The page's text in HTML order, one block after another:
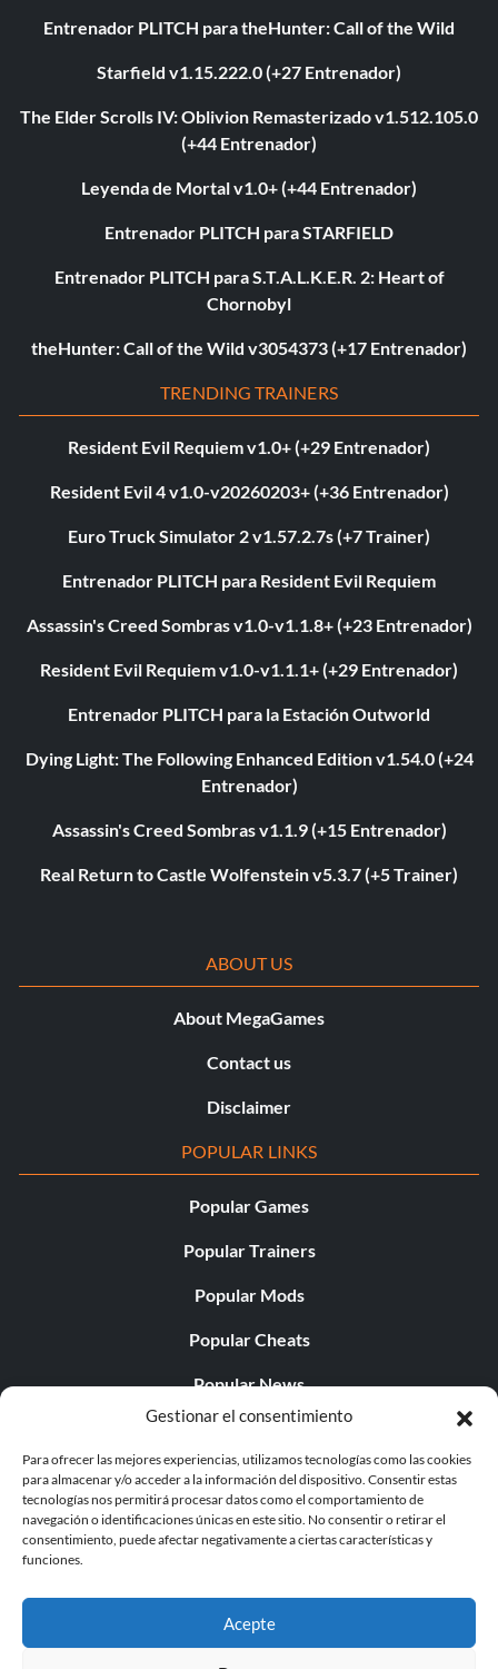
Gestionar el consentimiento
Para ofrecer las mejores experiencias, utilizamos tecnologías como las cookies
para almacenar y/o acceder a la información del dispositivo. Consentir estas
tecnologías nos permitirá procesar datos como el comportamiento de
navegación o identificaciones únicas en este sitio. No consentir o retirar el
consentimiento, puede afectar negativamente a ciertas características y
funciones.
Acepte
Entrenador PLITCH para theHunter: Call of the Wild
Starfield v1.15.222.0 (+27 Entrenador)
The Elder Scrolls IV: Oblivion Remasterizado v1.512.105.0
(+44 Entrenador)
Leyenda de Mortal v1.0+ (+44 Entrenador)
Entrenador PLITCH para STARFIELD
Entrenador PLITCH para S.T.A.L.K.E.R. 2: Heart of
Chornobyl
theHunter: Call of the Wild v3054373 (+17 Entrenador)
TRENDING TRAINERS
Resident Evil Requiem v1.0+ (+29 Entrenador)
Resident Evil 4 v1.0-v20260203+ (+36 Entrenador)
Euro Truck Simulator 2 v1.57.2.7s (+7 Trainer)
Entrenador PLITCH para Resident Evil Requiem
Assassin's Creed Sombras v1.0-v1.1.8+ (+23 Entrenador)
Resident Evil Requiem v1.0-v1.1.1+ (+29 Entrenador)
Entrenador PLITCH para la Estación Outworld
Dying Light: The Following Enhanced Edition v1.54.0 (+24
Entrenador)
Assassin's Creed Sombras v1.1.9 (+15 Entrenador)
Real Return to Castle Wolfenstein v5.3.7 (+5 Trainer)
ABOUT US
About MegaGames
Contact us
Disclaimer
POPULAR LINKS
Popular Games
Popular Trainers
Popular Mods
Popular Cheats
Popular News
Popular Editorials
Popular Free Games
LATEST UPDATES